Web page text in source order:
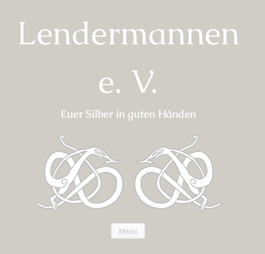
contentLendermannen
e. V.
Euer Silber in guten Händen
Menu